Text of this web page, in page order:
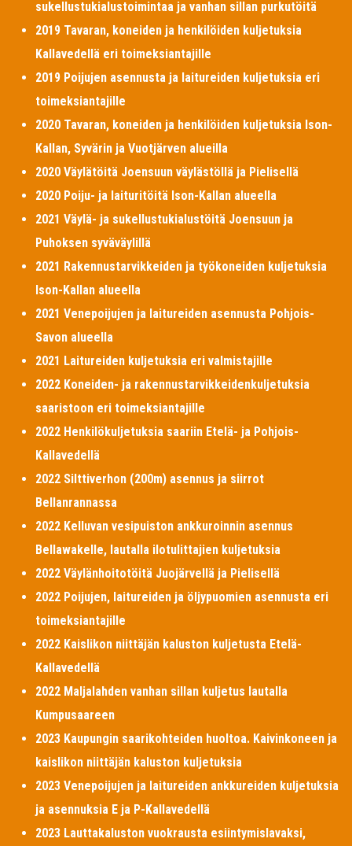
sukellustukialustoimintaa ja vanhan sillan purkutöitä
2019 Tavaran, koneiden ja henkilöiden kuljetuksia
Kallavedellä eri toimeksiantajille
2019 Poijujen asennusta ja laitureiden kuljetuksia eri
toimeksiantajille
2020 Tavaran, koneiden ja henkilöiden kuljetuksia Ison-
Kallan, Syvärin ja Vuotjärven alueilla
2020 Väylätöitä Joensuun väylästöllä ja Pielisellä
2020 Poiju- ja laituritöitä Ison-Kallan alueella
2021 Väylä- ja sukellustukialustöitä Joensuun ja
Puhoksen syväväylillä
2021 Rakennustarvikkeiden ja työkoneiden kuljetuksia
Ison-Kallan alueella
2021 Venepoijujen ja laitureiden asennusta Pohjois-
Savon alueella
2021 Laitureiden kuljetuksia eri valmistajille
2022 Koneiden- ja rakennustarvikkeidenkuljetuksia
saaristoon eri toimeksiantajille
2022 Henkilökuljetuksia saariin Etelä- ja Pohjois-
Kallavedellä
2022 Silttiverhon (200m) asennus ja siirrot
Bellanrannassa
2022 Kelluvan vesipuiston ankkuroinnin asennus
Bellawakelle, lautalla ilotulittajien kuljetuksia
2022 Väylänhoitotöitä Juojärvellä ja Pielisellä
2022 Poijujen, laitureiden ja öljypuomien asennusta eri
toimeksiantajille
2022 Kaislikon niittäjän kaluston kuljetusta Etelä-
Kallavedellä
2022 Maljalahden vanhan sillan kuljetus lautalla
Kumpusaareen
2023 Kaupungin saarikohteiden huoltoa. Kaivinkoneen ja
kaislikon niittäjän kaluston kuljetuksia
2023 Venepoijujen ja laitureiden ankkureiden kuljetuksia
ja asennuksia E ja P-Kallavedellä
2023 Lauttakaluston vuokrausta esiintymislavaksi,